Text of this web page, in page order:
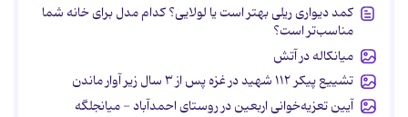
کمد دیواری ریلی بهتر است یا لولایی؟ کدام مدل برای خانه شما
مناسب‌تر است؟
میانکاله در آتش
تشییع پیکر ۱۱۲ شهید در غزه پس از ۳ سال زیر آوار ماندن
آیین تعزیه‌خوانی اربعین در روستای احمدآباد - میانجلگه